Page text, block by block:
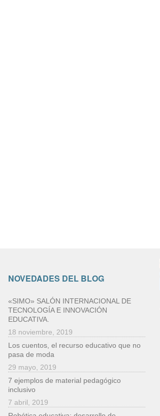
NOVEDADES DEL BLOG
«SIMO» SALÓN INTERNACIONAL DE
TECNOLOGÍA E INNOVACIÓN
EDUCATIVA.
18 noviembre, 2019
Los cuentos, el recurso educativo que no
pasa de moda
29 mayo, 2019
7 ejemplos de material pedagógico
inclusivo
7 abril, 2019